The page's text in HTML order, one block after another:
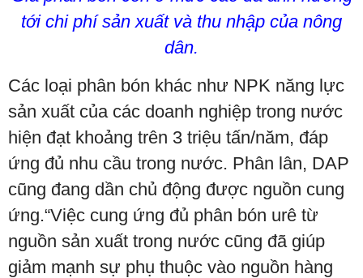
tới chi phí sản xuất và thu nhập của nông
dân.
Các loại phân bón khác như NPK năng lực
sản xuất của các doanh nghiệp trong nước
hiện đạt khoảng trên 3 triệu tấn/năm, đáp
ứng đủ nhu cầu trong nước. Phân lân, DAP
cũng đang dần chủ động được nguồn cung
ứng.“Việc cung ứng đủ phân bón urê từ
nguồn sản xuất trong nước cũng đã giúp
giảm mạnh sự phụ thuộc vào nguồn hàng